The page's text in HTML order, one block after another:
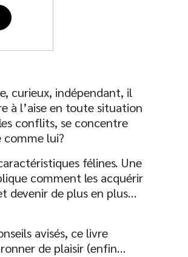
curieux, indépendant, il
à l’aise en toute situation
conflits, se concentre
comme lui?
félines. Une
comment les acquérir
devenir de plus en plus…
avisés, ce livre
de plaisir (enfin…